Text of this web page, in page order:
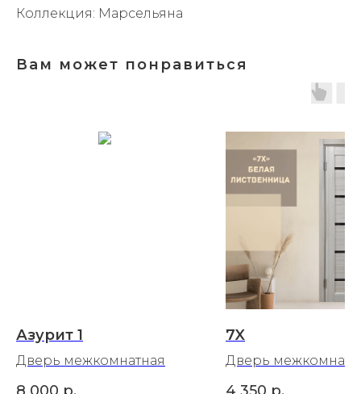
Коллекция: Марсельяна
Вам может понравиться
Азурит 1
Дверь межкомнатная
7X
Дверь